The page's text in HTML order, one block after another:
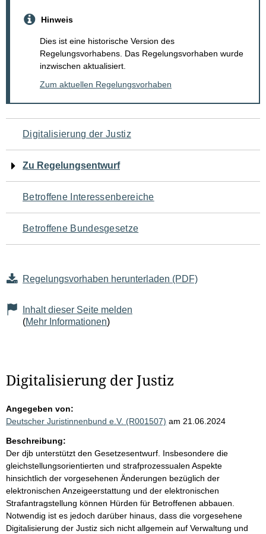
Hinweis
Dies ist eine historische Version des
Regelungsvorhabens. Das Regelungsvorhaben wurde
inzwischen aktualisiert.
Zum aktuellen Regelungsvorhaben
Navigation
für
den
Seiteninhalt
Digitalisierung der Justiz
Zu Regelungsentwurf
Betroffene Interessenbereiche
Betroffene Bundesgesetze
Regelungsvorhaben herunterladen (PDF)
Inhalt dieser Seite melden
(Mehr Informationen)
Digitalisierung der Justiz
Angegeben von:
Deutscher Juristinnenbund e.V. (R001507) am 21.06.2024
Beschreibung:
Der djb unterstützt den Gesetzesentwurf. Insbesondere die
gleichstellungsorientierten und strafprozessualen Aspekte
hinsichtlich der vorgesehenen Änderungen bezüglich der
elektronischen Anzeigeerstattung und der elektronischen
Strafantragstellung können Hürden für Betroffenen abbauen.
Notwendig ist es jedoch darüber hinaus, dass die vorgesehene
Digitalisierung der Justiz sich nicht allgemein auf Verwaltung und